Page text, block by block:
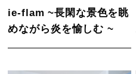
ie-flam ~長閑な景色を眺
めながら炎を愉しむ ~